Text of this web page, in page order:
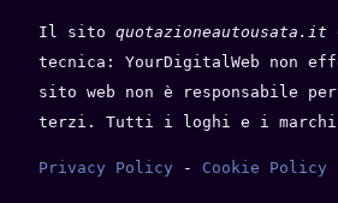
Il sito quotazioneautousata.it
tecnica: YourDigitalWeb
sito web non è responsabile
terzi. Tutti i loghi e i marchi
Privacy Policy - Cookie Policy